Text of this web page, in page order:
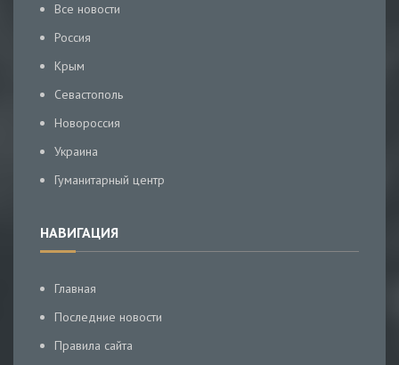
Все новости
Россия
Крым
Севастополь
Новороссия
Украина
Гуманитарный центр
НАВИГАЦИЯ
Главная
Последние новости
Правила сайта